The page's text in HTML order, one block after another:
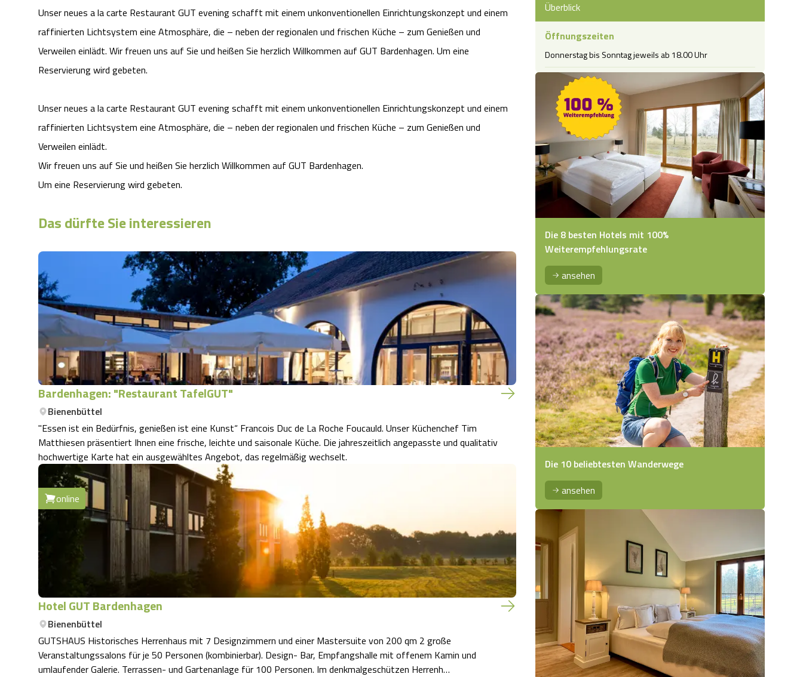
Unser neues a la carte Restaurant GUT evening schafft mit einem unkonventionellen Einrichtungskonzept und einem
raffinierten Lichtsystem eine Atmosphäre, die – neben der regionalen und frischen Küche – zum Genießen und
Verweilen einlädt. Wir freuen uns auf Sie und heißen Sie herzlich Willkommen auf GUT Bardenhagen. Um eine
Reservierung wird gebeten.
Unser neues a la carte Restaurant GUT evening schafft mit einem unkonventionellen Einrichtungskonzept und einem
raffinierten Lichtsystem eine Atmosphäre, die – neben der regionalen und frischen Küche – zum Genießen und
Verweilen einlädt.
Wir freuen uns auf Sie und heißen Sie herzlich Willkommen auf GUT Bardenhagen.
Um eine Reservierung wird gebeten.
Das dürfte Sie interessieren
Bardenhagen: "Restaurant TafelGUT"
Bienenbüttel
"Essen ist ein Bedürfnis, genießen ist eine Kunst“ Francois Duc de La Roche Foucauld. Unser Küchenchef Tim
Matthiesen präsentiert Ihnen eine frische, leichte und saisonale Küche. Die jahreszeitlich angepasste und qualitativ
hochwertige Karte hat ein ausgewähltes Angebot, das regelmäßig wechselt.
online
Hotel GUT Bardenhagen
Bienenbüttel
GUTSHAUS Historisches Herrenhaus mit 7 Designzimmern und einer Mastersuite von 200 qm 2 große
Veranstaltungssalons für je 50 Personen (kombinierbar). Design- Bar, Empfangshalle mit offenem Kamin und
umlaufender Galerie. Terrassen- und Gartenanlage für 100 Personen. Im denkmalgeschützen Herrenh…
Überblick
Öffnungszeiten
Donnerstag bis Sonntag jeweils ab 18.00 Uhr
Die 8 besten Hotels mit 100%
Weiterempfehlungsrate
ansehen
Die 10 beliebtesten Wanderwege
ansehen